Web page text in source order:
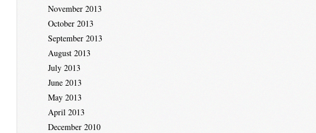
November 2013
October 2013
September 2013
August 2013
July 2013
June 2013
May 2013
April 2013
December 2010